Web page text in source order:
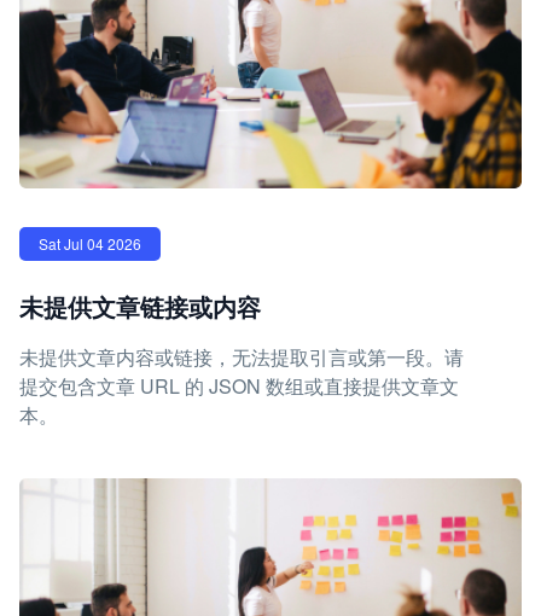
Sat Jul 04 2026
未提供文章链接或内容
未提供文章内容或链接，无法提取引言或第一段。请
提交包含文章 URL 的 JSON 数组或直接提供文章文
本。